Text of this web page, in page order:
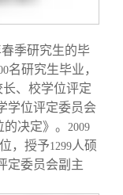
季研究生的毕
名研究生毕业，
长、校学位评定
学位评定委员会
决定》。 2009
，授予1299人硕
定委员会副主